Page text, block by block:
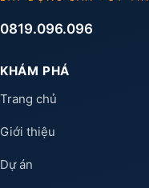
0819.096.096
KHÁM PHÁ
Trang chủ
Giới thiệu
Dự án